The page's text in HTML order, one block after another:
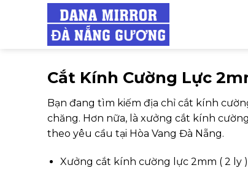
Cắt Kính Cường Lực
Bạn đang tìm kiếm địa chỉ cắt kính
chăng. Hơn nữa, là xưởng cắt kính
theo yêu cầu tại Hòa Vang Đà Nẵng.
Xưởng cắt kính cường lực 2mm ( 2 ly